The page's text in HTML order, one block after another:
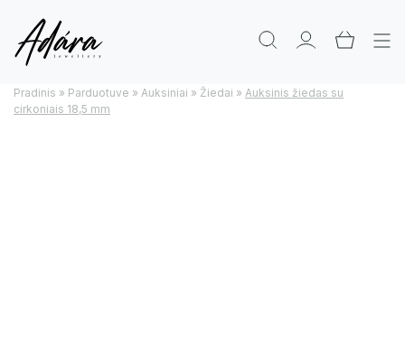
Pradinis » Parduotuve » Auksiniai » Žiedai » Auksinis žiedas su
cirkoniais 18,5 mm